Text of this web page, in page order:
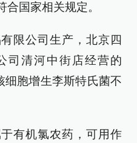
国家相关规定。
限公司生产，北京四
司清河中街店经营的
细胞增生李斯特氏菌不
有机氯农药，可用作